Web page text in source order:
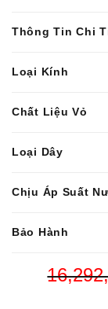
Thông Tin Chi
Loại Kính
Chất Liệu Vỏ
Loại Dây
Chịu Áp Suất
Bảo Hành